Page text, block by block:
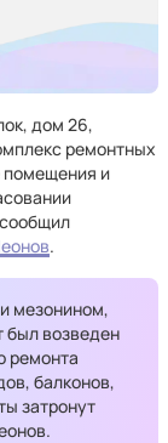
дом 26,
ремонтных
помещения и
.
мезонином,
был возведен
ремонта
балконов,
затронут